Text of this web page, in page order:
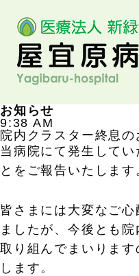
お知らせ
9:38 AM
院内クラスター終息の
当病院にて発生して
とをご報告いたします
皆さまには大変なご
ましたが、今後とも
取り組んでまいりま
します。